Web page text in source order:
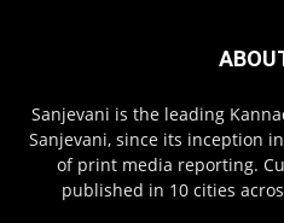
Sanjevani is the leading
Sanjevani, since its inception
of print media reporting.
published in 10 cities